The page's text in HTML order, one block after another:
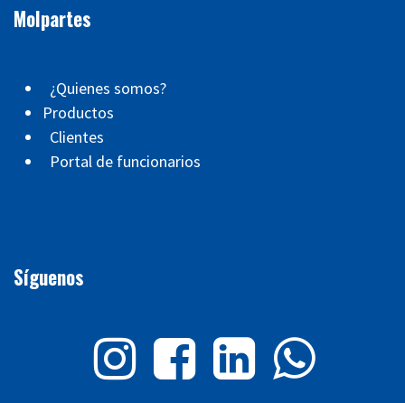
Molpartes
¿Quienes somos?
Productos
Clientes
Portal de funcionarios
Síguenos